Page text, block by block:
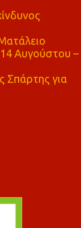
14 Αυγούστου –
Σπάρτης για